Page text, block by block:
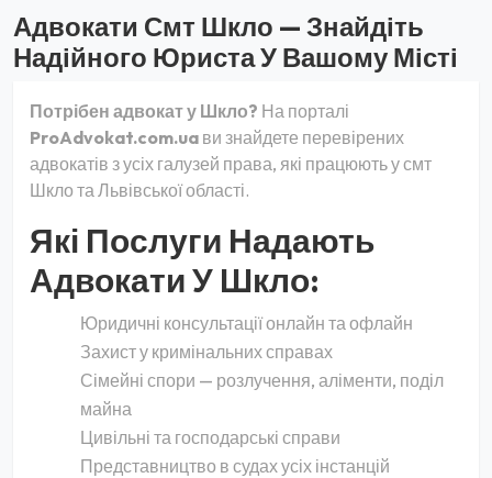
Адвокати Смт Шкло — Знайдіть
Надійного Юриста У Вашому Місті
Потрібен адвокат у Шкло? На порталі
ProAdvokat.com.ua ви знайдете перевірених
адвокатів з усіх галузей права, які працюють у смт
Шкло та Львівської області.
Які Послуги Надають
Адвокати У Шкло:
Юридичні консультації онлайн та офлайн
Захист у кримінальних справах
Сімейні спори — розлучення, аліменти, поділ
майна
Цивільні та господарські справи
Представництво в судах усіх інстанцій